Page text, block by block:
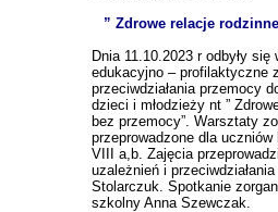
” Zdrowe relacje
Dnia 11.10.2023 r odbyły się
edukacyjno – profilaktyczne
przeciwdziałania przemocy
dzieci i młodzieży nt ”
bez przemocy”. Warsztaty
przeprowadzone dla
VIII a,b. Zajęcia
uzależnień i
Stolarczuk. Spotkanie
szkolny Anna Szewczak.